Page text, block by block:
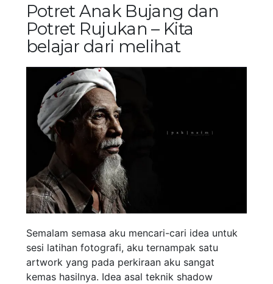
Potret Anak Bujang dan
Potret Rujukan – Kita
belajar dari melihat
Semalam semasa aku mencari-cari idea untuk
sesi latihan fotografi, aku ternampak satu
artwork yang pada perkiraan aku sangat
kemas hasilnya. Idea asal teknik shadow